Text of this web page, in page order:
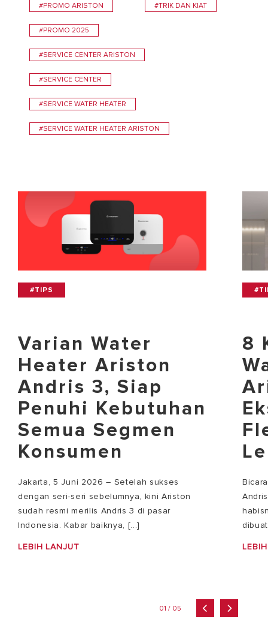
#PROMO ARISTON #TRIK DAN KIAT
#PROMO 2025
#SERVICE CENTER ARISTON
#SERVICE CENTER
#SERVICE WATER HEATER
#SERVICE WATER HEATER ARISTON
#TIPS
Varian Water
Heater Ariston
Andris 3, Siap
Penuhi Kebutuhan
Semua Segmen
Konsumen
Jakarta, 5 Juni 2026 – Setelah sukses
dengan seri-seri sebelumnya, kini Ariston
sudah resmi merilis Andris 3 di pasar
Indonesia. Kabar baiknya, [...]
LEBIH LANJUT
8
01 / 05